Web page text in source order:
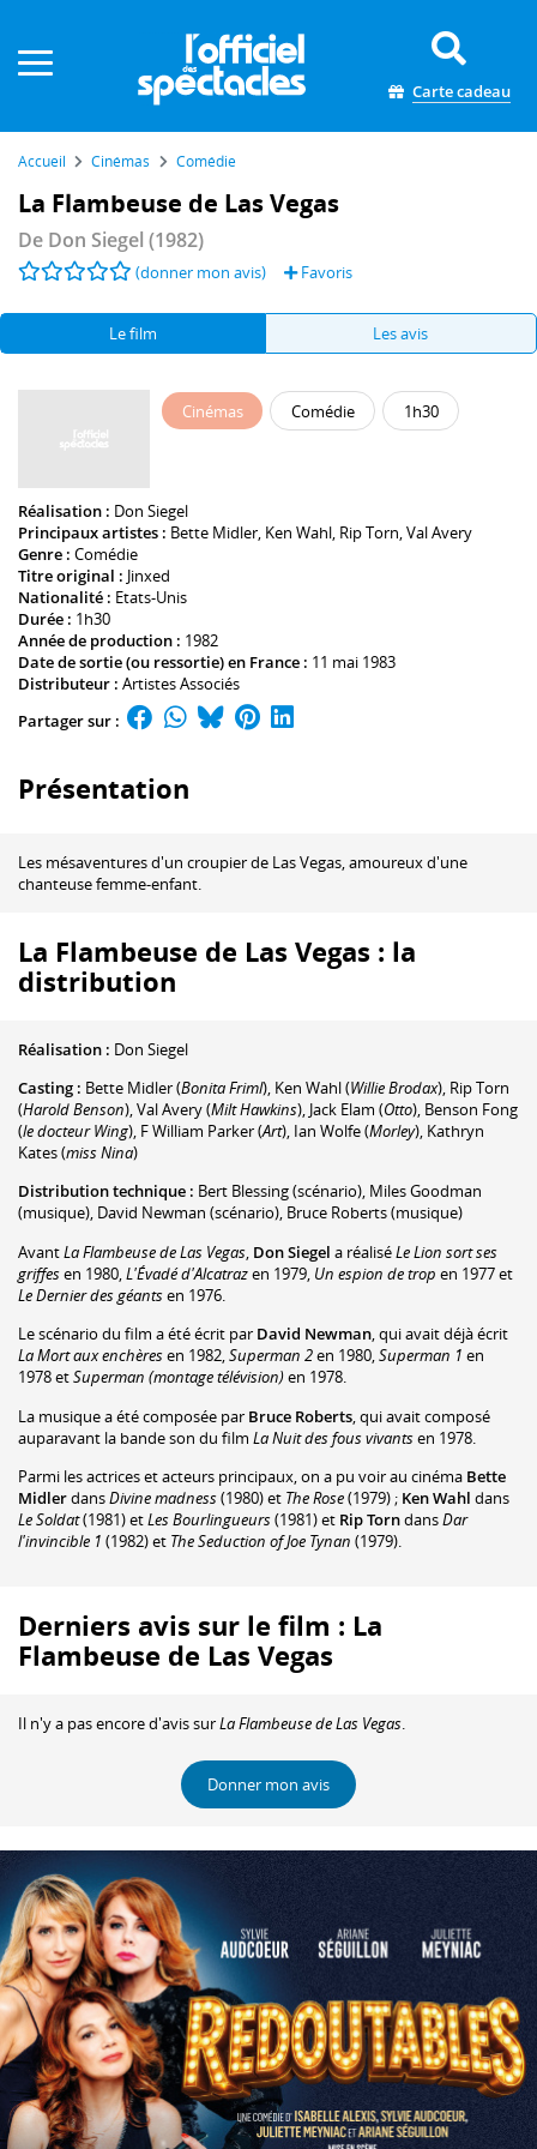
Carte cadeau
Accueil Cinémas Comédie
La Flambeuse de Las Vegas
De Don Siegel (1982)
(donner mon avis) Favoris
Le film Les avis
Cinémas Comédie 1h30
Réalisation : Don Siegel
Principaux artistes : Bette Midler, Ken Wahl, Rip Torn,Val Avery
Genre : Comédie
Titre original : Jinxed
Nationalité : Etats-Unis
Durée : 1h30
Année de production : 1982
Date de sortie (ou ressortie) en France : 11 mai 1983
Distributeur : Artistes Associés
Partager sur :
Présentation
Les mésaventures d'un croupier de Las Vegas, amoureux d'une
chanteuse femme-enfant.
La Flambeuse de Las Vegas : la
distribution
Réalisation : Don Siegel
Casting : Bette Midler(Bonita Friml), Ken Wahl(Willie Brodax), Rip Torn
(Harold Benson),Val Avery(Milt Hawkins), Jack Elam (Otto), Benson Fong
(le docteur Wing), F William Parker(Art), Ian Wolfe(Morley), Kathryn
Kates(miss Nina)
Distribution technique : Bert Blessing(scénario), Miles Goodman
(musique), David Newman (scénario), Bruce Roberts(musique)
AvantLa Flambeuse de Las Vegas, Don Siegel a réaliséLe Lion sort ses
griffesen 1980,L'Évadé d'Alcatrazen 1979, Un espion de trop en 1977 et
Le Dernier des géantsen 1976.
Le scénario du film a été écrit par David Newman, qui avait déjà écrit
La Mort aux enchèresen 1982,Superman 2en 1980,Superman 1 en
1978 etSuperman (montage télévision)en 1978.
La musique a été composée par Bruce Roberts , qui avait composé
auparavant la bande son du film La Nuit des fous vivantsen 1978.
Parmi les actrices et acteurs principaux, on a pu voir au cinéma Bette
MidlerdansDivine madness(1980) et The Rose(1979) ; Ken Wahl dans
Le Soldat(1981) etLes Bourlingueurs(1981) et Rip TorndansDar
l'invincible 1 (1982) et The Seduction of Joe Tynan (1979).
Derniers avis sur le film : La
Flambeuse de Las Vegas
Il n'y a pas encore d'avis surLa Flambeuse de Las Vegas.
Donner mon avis